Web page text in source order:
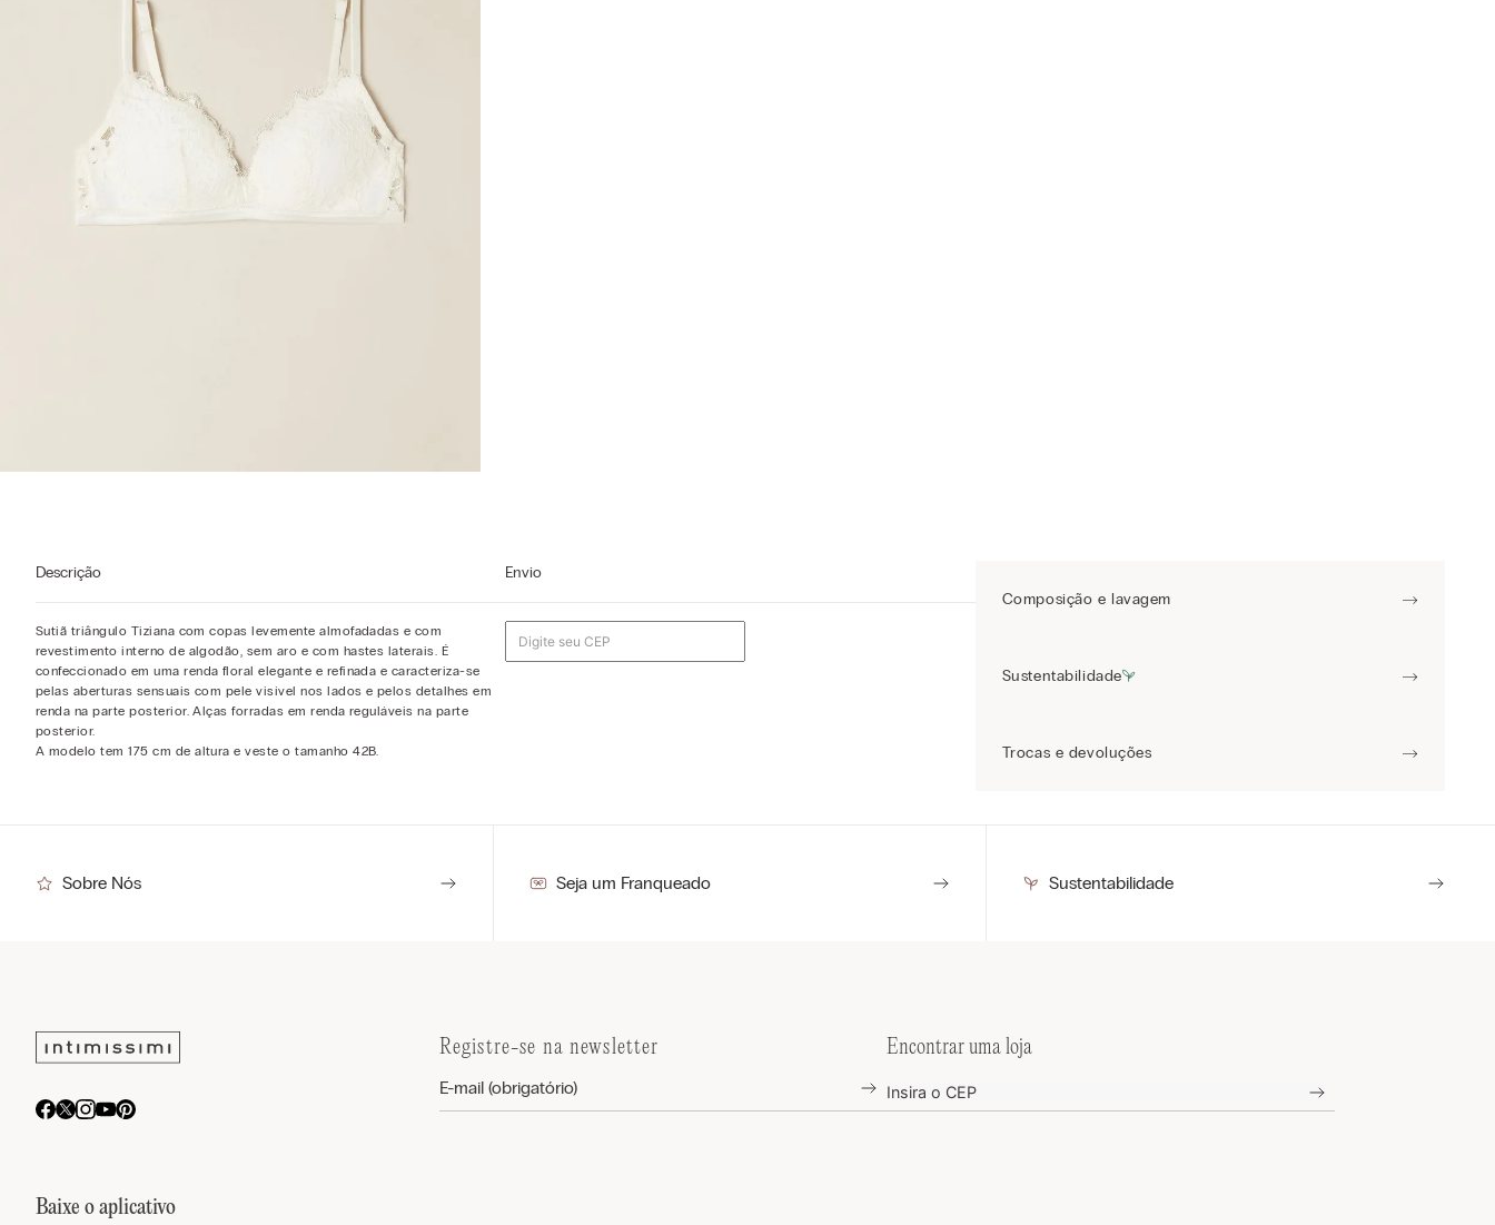
Descrição
Sutiã triângulo Tiziana com copas levemente almofadadas e com
revestimento interno de algodão, sem aro e com hastes laterais. É
confeccionado em uma renda floral elegante e refinada e caracteriza-se
pelas aberturas sensuais com pele visível nos lados e pelos detalhes em
renda na parte posterior. Alças forradas em renda reguláveis na parte
posterior.
A modelo tem 175 cm de altura e veste o tamanho 42B.
Envio
Composição e lavagem
Sustentabilidade
Trocas e devoluções
Sobre Nós Seja um Franqueado Sustentabilidade
Baixe o aplicativo
Registre-se na newsletter Encontrar uma loja